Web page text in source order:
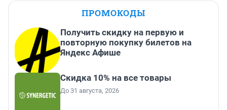
ПРОМОКОДЫ
Получить скидку на первую и
повторную покупку билетов на
Яндекс Афише
Скидка 10% на все товары
До 31 августа, 2026